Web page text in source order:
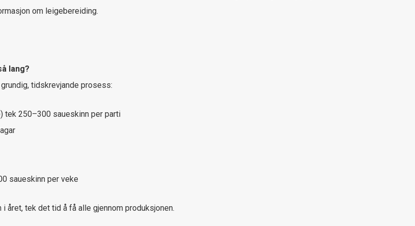
om leigebereiding.
lang?
tidskrevjande prosess:
tek 250–300 saueskinn per parti
saueskinn per veke
året, tek det tid å få alle gjennom produksjonen.